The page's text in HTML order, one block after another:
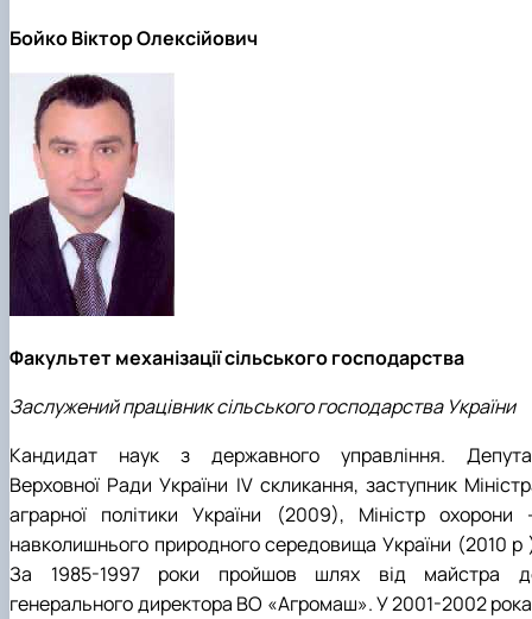
Бойко Віктор Олексійович
Факультет механізації сільського господарства
Заслужений працівник сільського господарства України
Кандидат наук з державного управління.
Верховної Ради України IV скликання, заступник
аграрної політики України (2009), Міністр охорони
навколишнього природного середовища України (2010 р
За 1985-1997 роки пройшов шлях від майстра
генерального директора ВО «Агромаш». У 2001-2002